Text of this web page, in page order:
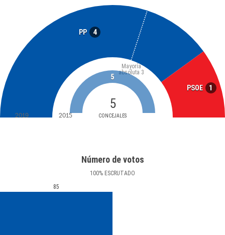
PP 4
PSOE 1
5
CONCEJALES
Mayoría
absoluta 3
5
2019 2015
Número de votos
100% ESCRUTADO
85